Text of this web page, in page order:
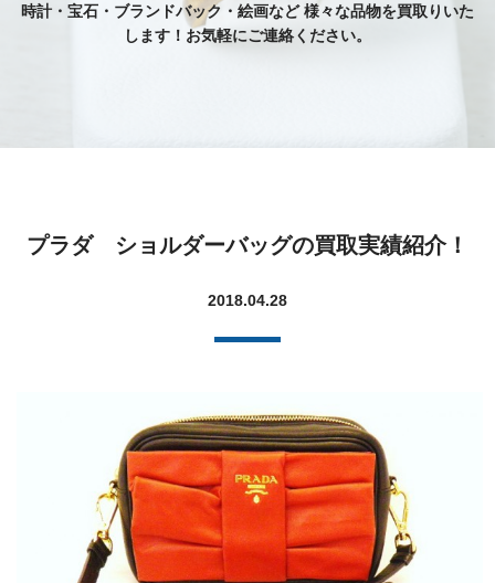
時計・宝石・ブランドバック・絵画など様々な品物を買取りいた
します！お気軽にご連絡ください。
プラダ ショルダーバッグの買取実績紹介！
2018.04.28